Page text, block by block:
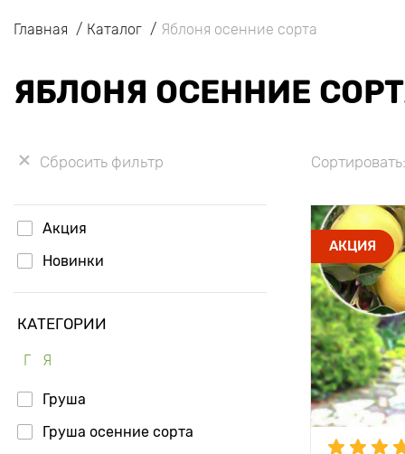
Главная Каталог Яблоня осенние сорта
ЯБЛОНЯ ОСЕННИЕ
Сбросить фильтр
Акция
Новинки
КАТЕГОРИИ
Г Я
Груша
Груша осенние сорта
Сортировать:
АКЦИЯ
Высота
Растояние
растениями
Период